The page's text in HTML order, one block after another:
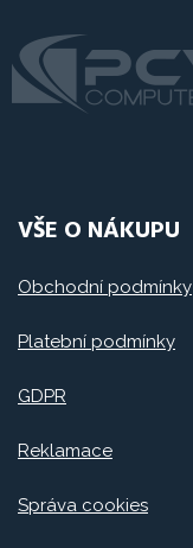
VŠE O NÁKUPU
Obchodní podmínky
Platební podmínky
GDPR
Reklamace
Správa cookies